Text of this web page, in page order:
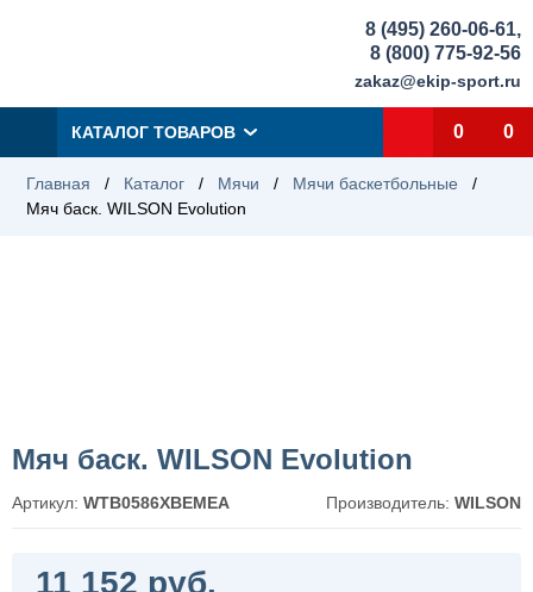
8 (495) 260-06-61,
8 (800) 775-92-56
zakaz@ekip-sport.ru
КАТАЛОГ ТОВАРОВ 0 0
Главная / Каталог / Мячи / Мячи баскетбольные
/
Мяч баск. WILSON Evolution
Мяч баск. WILSON Evolution
Артикул: WTB0586XBEMEA Производитель: WILSON
11 152 руб.